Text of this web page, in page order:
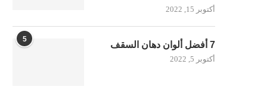
أكتوبر 15, 2022
5
7 أفضل ألوان دهان السقف
أكتوبر 5, 2022